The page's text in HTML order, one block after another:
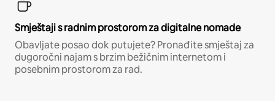
Smještaji s radnim prostorom za digitalne nomade
Obavljate posao dok putujete? Pronađite smještaj za
dugoročni najam s brzim bežičnim internetom i
posebnim prostorom za rad.